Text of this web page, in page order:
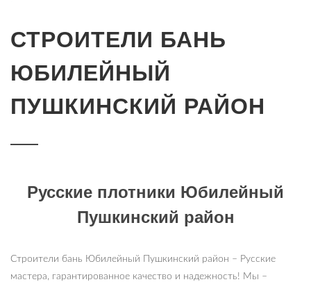
СТРОИТЕЛИ БАНЬ
ЮБИЛЕЙНЫЙ
ПУШКИНСКИЙ РАЙОН
Русские плотники Юбилейный
Пушкинский район
Строители бань Юбилейный Пушкинский район – Русские
мастера, гарантированное качество и надежность! Мы –